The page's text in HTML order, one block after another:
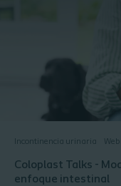
Incontinencia urinaria
Coloplast Talks -
enfoque intestinal